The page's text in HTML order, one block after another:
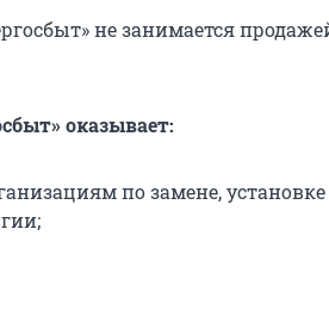
не занимается
оказывает:
по замене,